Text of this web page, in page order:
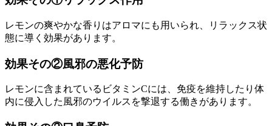
レモンの爽やかな香りはアロマにも用いられ、リラックス状
態に導く効果があります。
効果その②風邪の悪化予防
レモンに含まれているビタミンCには、免疫を維持したり体
内に侵入した風邪のウイルスを撃退する働きがあります。